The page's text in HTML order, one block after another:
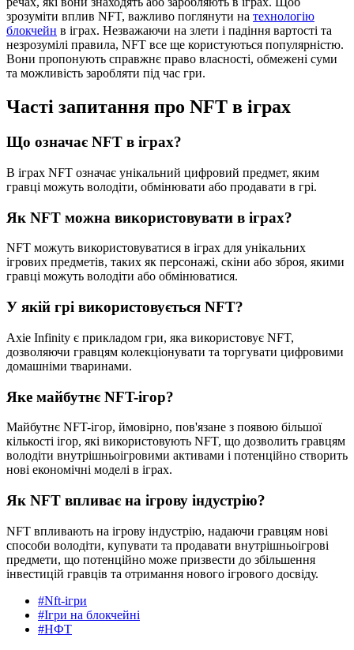
зрозуміти вплив NFT, важливо поглянути на технологію
блокчейн в іграх. Незважаючи на злети і падіння вартості та
незрозумілі правила, NFT все ще користуються популярністю.
Вони пропонують справжнє право власності, обмежені суми
та можливість заробляти під час гри.
Часті запитання про NFT в іграх
Що означає NFT в іграх?
В іграх NFT означає унікальний цифровий предмет, яким
гравці можуть володіти, обмінювати або продавати в грі.
Як NFT можна використовувати в іграх?
NFT можуть використовуватися в іграх для унікальних
ігрових предметів, таких як персонажі, скіни або зброя, якими
гравці можуть володіти або обмінюватися.
У якій грі використовується NFT?
Axie Infinity є прикладом гри, яка використовує NFT,
дозволяючи гравцям колекціонувати та торгувати цифровими
домашніми тваринами.
Яке майбутнє NFT-ігор?
Майбутнє NFT-ігор, ймовірно, пов'язане з появою більшої
кількості ігор, які використовують NFT, що дозволить гравцям
володіти внутрішньоігровими активами і потенційно створить
нові економічні моделі в іграх.
Як NFT впливає на ігрову індустрію?
NFT впливають на ігрову індустрію, надаючи гравцям нові
способи володіти, купувати та продавати внутрішньоігрові
предмети, що потенційно може призвести до збільшення
інвестицій гравців та отримання нового ігрового досвіду.
#Nft-ігри
#Ігри на блокчейні
#НФТ